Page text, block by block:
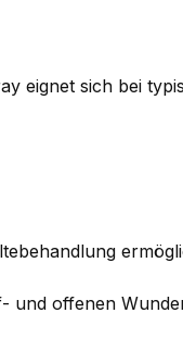
eignet sich bei
offenen